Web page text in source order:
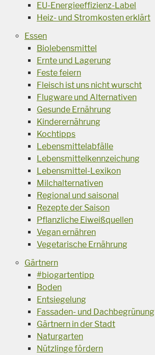
EU-Energieeffizienz-Label
Heiz- und Stromkosten erklärt
Essen
Biolebensmittel
Ernte und Lagerung
Feste feiern
Fleisch ist uns nicht wurscht
Flugware und Alternativen
Gesunde Ernährung
Kinderernährung
Kochtipps
Lebensmittelabfälle
Lebensmittelkennzeichung
Lebensmittel-Lexikon
Milchalternativen
Regional und saisonal
Rezepte der Saison
Pflanzliche Eiweißquellen
Vegan ernähren
Vegetarische Ernährung
Gärtnern
#biogartentipp
Boden
Entsiegelung
Fassaden- und Dachbegrünung
Gärtnern in der Stadt
Naturgarten
Nützlinge fördern